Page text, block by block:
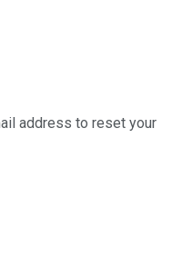
address to reset your